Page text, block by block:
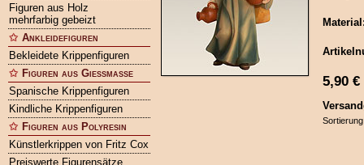
Figuren aus Holz
mehrfarbig gebeizt
Ankleidefiguren
Bekleidete Krippenfiguren
Figuren aus Gießmasse
Spanische Krippenfiguren
Kindliche Krippenfiguren
Figuren aus Polyresin
Künstlerkrippen von Fritz Cox
Preiswerte Figurensätze
5,90 €